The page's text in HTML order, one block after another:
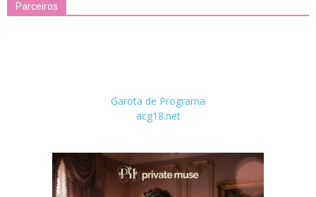
Parceiros
Garota de Programa
acg18.net